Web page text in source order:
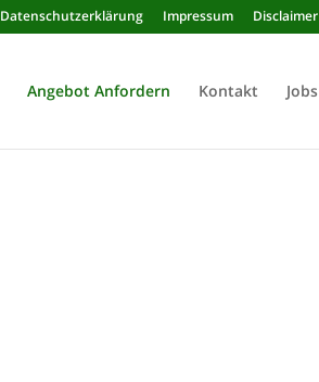
Datenschutzerklärung Impressum Disclaimer
Angebot Anfordern Kontakt Jobs